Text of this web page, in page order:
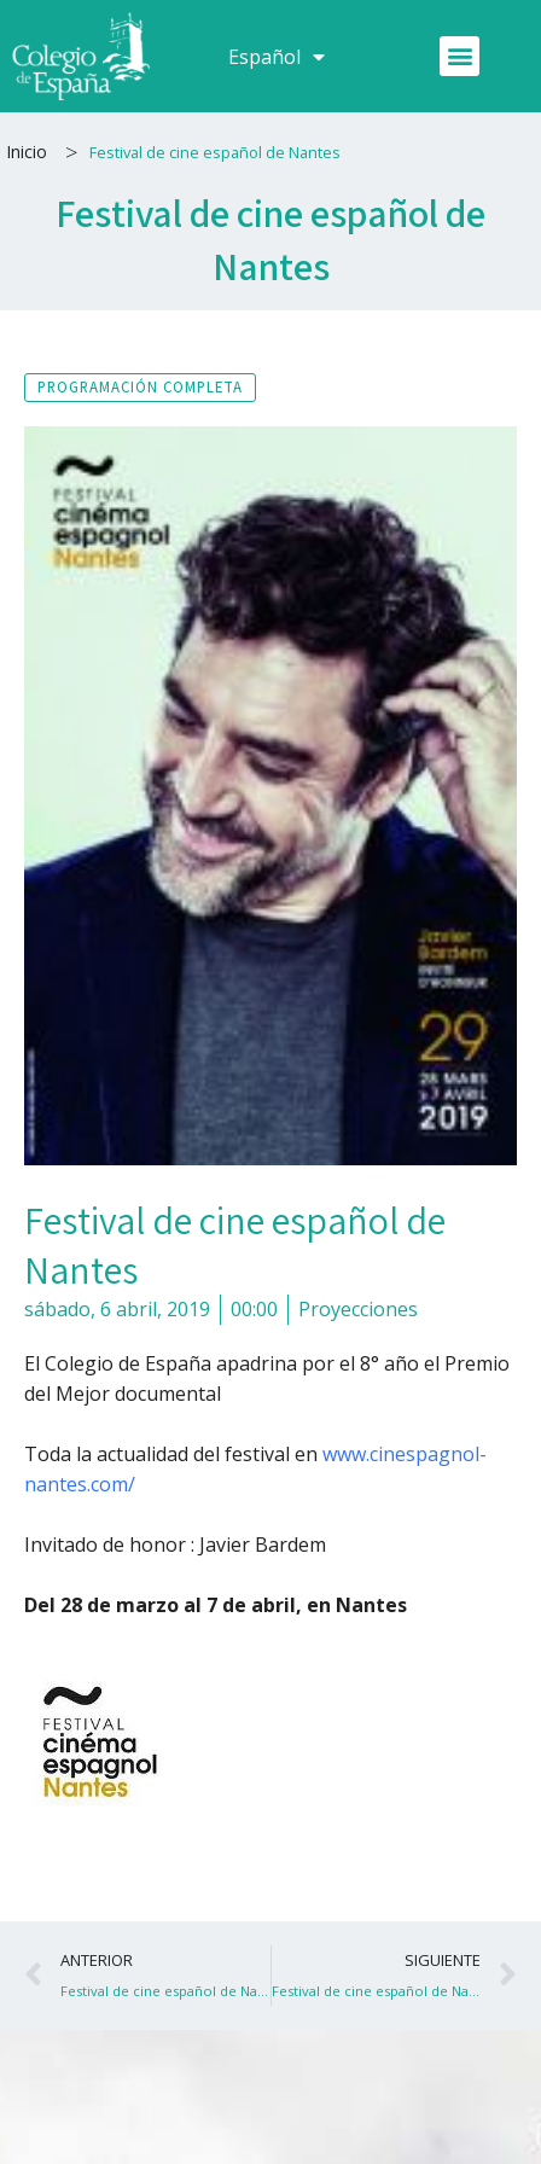
al
contenido
Español
Français Menú
Inicio > Festival de cine español de Nantes
Festival de cine español de
Nantes
PROGRAMACIÓN COMPLETA
Festival de cine español de
Nantes
sábado, 6 abril, 2019 00:00 Proyecciones
El Colegio de España apadrina por el 8° año el Premio
del Mejor documental
Toda la actualidad del festival en www.cinespagnol-
nantes.com/
Invitado de honor : Javier Bardem
Del 28 de marzo al 7 de abril, en Nantes
Ant
ANTERIOR
Festival de cine español de Nantes
SIGUIENTE
Festival de cine español de Nantes